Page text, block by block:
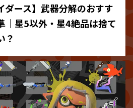
ダース】武器分解のおすす
｜星5以外・星4絶品は捨て
？